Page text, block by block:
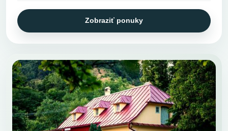
Zobraziť ponuky